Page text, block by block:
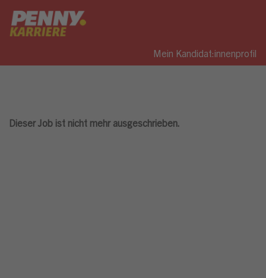
Mein Kandidat:innenprofil
Dieser Job ist nicht mehr ausgeschrieben.